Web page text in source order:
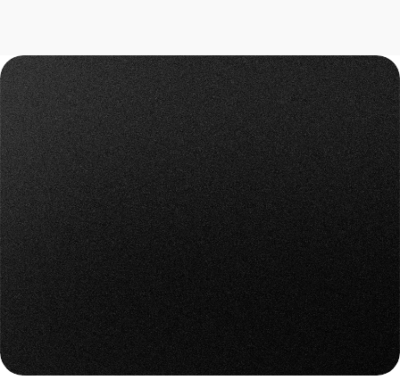
احجز موعد لعرض توضيحي
احجز موعد لعرض توضيحي
فعّل قواعد التحقق الذكي الآن
فعّل قواعد التحقق الذكي الآن